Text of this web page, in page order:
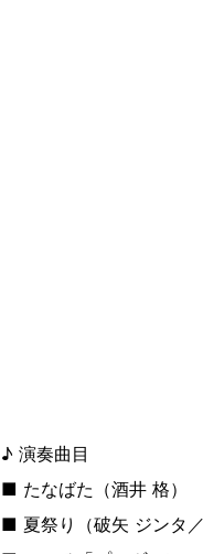
♪ 演奏曲目
■ たなばた（酒井 格）
■ 夏祭り（破矢 ジンタ